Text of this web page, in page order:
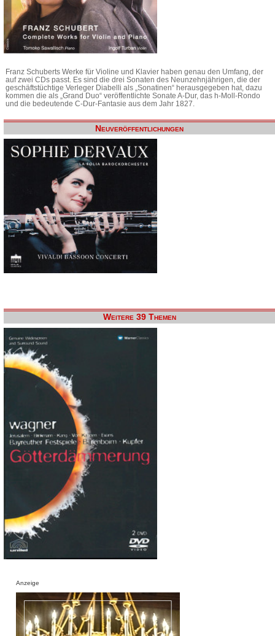
Franz Schuberts Werke für Violine und Klavier haben genau den Umfang, der
auf zwei CDs passt. Es sind die drei Sonaten des Neunzehnjährigen, die der
geschäftstüchtige Verleger Diabelli als „Sonatinen“ herausgegeben hat, dazu
kommen die als „Grand Duo“ veröffentlichte Sonate A-Dur, das h-Moll-Rondo
und die bedeutende C-Dur-Fantasie aus dem Jahr 1827.
Neuveröffentlichungen
Weitere 39 Themen
Anzeige